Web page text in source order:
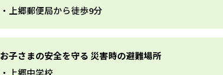
上郷郵便局から徒歩9分
お子さまの安全を守る 災害時の避難場所
上郷中学校